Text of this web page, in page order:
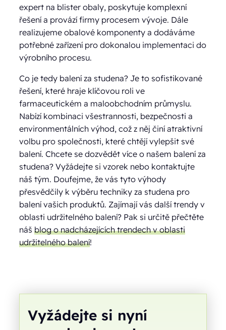
expert na blister obaly, poskytuje komplexní
řešení a provází firmy procesem vývoje. Dále
realizujeme obalové komponenty a dodáváme
potřebné zařízení pro dokonalou implementaci do
výrobního procesu.
Co je tedy balení za studena? Je to sofistikované
řešení, které hraje klíčovou roli ve
farmaceutickém a maloobchodním průmyslu.
Nabízí kombinaci všestrannosti, bezpečnosti a
environmentálních výhod, což z něj činí atraktivní
volbu pro společnosti, které chtějí vylepšit své
balení. Chcete se dozvědět více o našem balení za
studena? Vyžádejte si vzorek nebo kontaktujte
náš tým. Doufejme, že vás tyto výhody
přesvědčily k výběru techniky za studena pro
balení vašich produktů. Zajímají vás další trendy v
oblasti udržitelného balení? Pak si určitě přečtěte
nášblog o nadcházejících trendech v oblasti
udržitelného balení!
Vyžádejte si nyní